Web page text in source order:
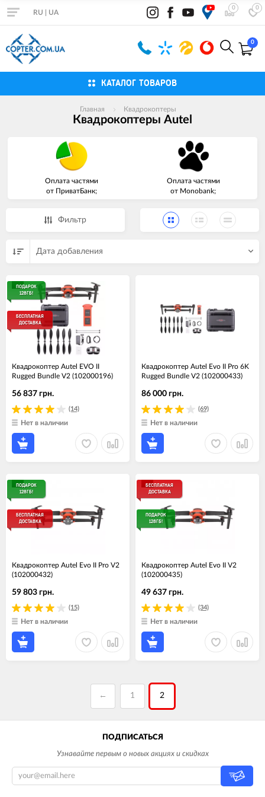
0 0
RU UA
0
КАТАЛОГ ТОВАРОВ
Главная Квадрокоптеры
Квадрокоптеры Autel
Оплата частями
от ПриватБанк;
Оплата частями
от Monobank;
Фильтр
Дата добавления
ПОДАРОК
128ГБ!
БЕСПЛАТНАЯ
ДОСТАВКА
Квадрокоптер Autel EVO II
Rugged Bundle V2 (102000196)
(14)
56 837 грн.
Нет в наличии
Квадрокоптер Autel Evo II Pro 6K
Rugged Bundle V2 (102000433)
(69)
86 000 грн.
Нет в наличии
ПОДАРОК
128ГБ!
БЕСПЛАТНАЯ
ДОСТАВКА
Квадрокоптер Autel Evo II Pro V2
(102000432)
(15)
59 803 грн.
Нет в наличии
БЕСПЛАТНАЯ
ДОСТАВКА
ПОДАРОК
128ГБ!
Квадрокоптер Autel Evo II V2
(102000435)
(34)
49 637 грн.
Нет в наличии
← 1 2
ПОДПИСАТЬСЯ
Узнавайте первым о новых акциях и скидках